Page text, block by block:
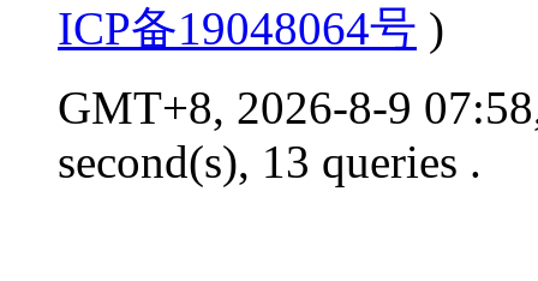
ICP备19048064号 )
GMT+8, 2026-8-9
second(s), 13 queries .